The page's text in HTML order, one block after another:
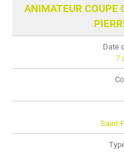
ANIMATEUR COUPE
7
Saint-